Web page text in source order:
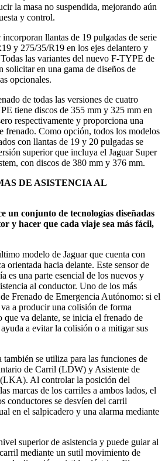
la masa no suspendida, mejorando aún
y control.
llantas de 19 pulgadas de serie
y 275/35/R19 en los ejes delantero y
las variantes del nuevo F-TYPE de
solicitar en una gama de diseños de
opcionales.
de todas las versiones de cuatro
tiene discos de 355 mm y 325 mm en
respectivamente y proporciona una
frenado. Como opción, todos los modelos
con llantas de 19 y 20 pulgadas se
superior que incluya el Jaguar Super
con discos de 380 mm y 376 mm.
DE ASISTENCIA AL
un conjunto de tecnologías diseñadas
y hacer que cada viaje sea más fácil,
modelo de Jaguar que cuenta con
orientada hacia delante. Este sensor de
es una parte esencial de los nuevos y
al conductor. Uno de los más
Frenado de Emergencia Autónomo: si el
a producir una colisión de forma
va delante, se inicia el frenado de
a evitar la colisión o a mitigar sus
también se utiliza para las funciones de
de Carril (LDW) y Asistente de
Al controlar la posición del
marcas de los carriles a ambos lados, el
conductores se desvíen del carril
en el salpicadero y una alarma mediante
superior de asistencia y puede guiar al
mediante un sutil movimiento de